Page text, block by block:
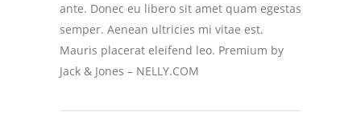
ante. Donec eu libero sit amet quam egestas
semper. Aenean ultricies mi vitae est.
Mauris placerat eleifend leo. Premium by
Jack & Jones – NELLY.COM